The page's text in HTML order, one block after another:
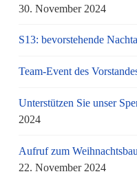
30. November 2024
S13: bevorstehende
Team-Event des
Unterstützen Sie unser
2024
Aufruf zum
22. November 2024